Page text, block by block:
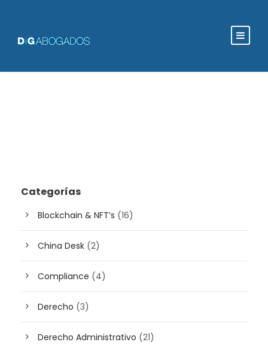
Categorías
Blockchain & NFT’s (16)
China Desk (2)
Compliance (4)
Derecho (3)
Derecho Administrativo (21)